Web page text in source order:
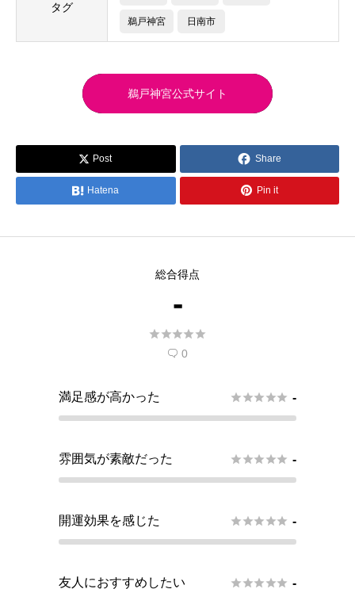
タグ
鵜戸神宮 日南市
鵜戸神宮公式サイト
 Post  Share
 Hatena  Pin it
総合得点
-

 0
満足感が高かった  -
雰囲気が素敵だった  -
開運効果を感じた  -
友人におすすめしたい  -